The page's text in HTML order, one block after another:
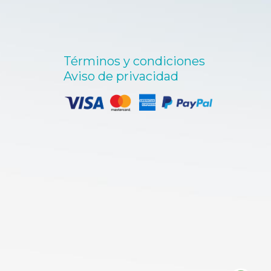
Términos y condiciones
Aviso de privacidad